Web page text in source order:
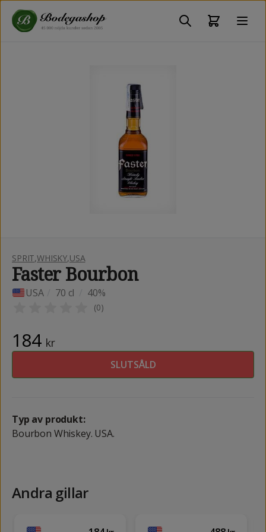
SPRIT,WHISKY,USA
Faster Bourbon
USA 70 cl 40%
(0)
184 kr
SLUTSÅLD
Typ av produkt:
Bourbon Whiskey. USA.
Andra gillar